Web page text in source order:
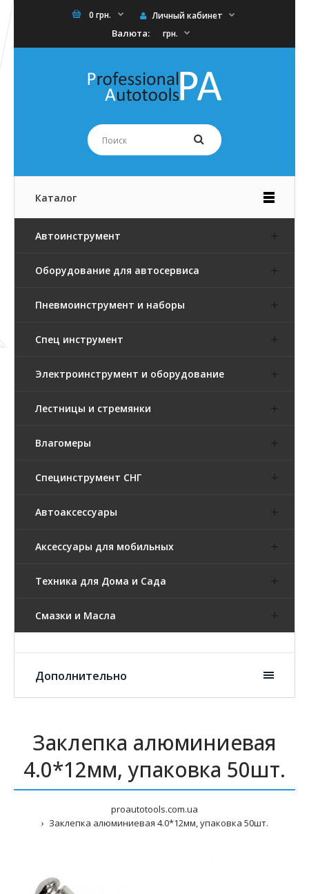
0 грн. Личный кабинет
Валюта: грн.
Каталог
Автоинструмент
Оборудование для автосервиса
Пневмоинструмент и наборы
Спец инструмент
Электроинструмент и оборудование
Лестницы и стремянки
Влагомеры
Специнструмент СНГ
Автоаксессуары
Аксессуары для мобильных
Техника для Дома и Сада
Смазки и Масла
Дополнительно
Заклепка алюминиевая
4.0*12мм, упаковка 50шт.
proautotools.com.ua
Заклепка алюминиевая 4.0*12мм, упаковка 50шт.